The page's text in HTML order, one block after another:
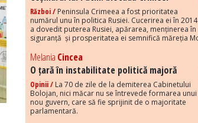
Război / Peninsula Crimeea a fost prioritatea
numărul unu în politica Rusiei. Cucerirea ei în 2014
a dovedit puterea Rusiei, apărarea, menținerea în
siguranță și prosperitatea ei semnifică măreția
Melania Cincea
O țară în instabilitate politică majoră
Opinii / La 70 de zile de la demiterea Cabinetului
Bolojan, nici măcar nu se întrevede formarea unui
nou guvern, care să fie sprijinit de o majoritate
parlamentară.